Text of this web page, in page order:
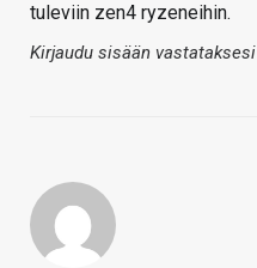
tuleviin zen4 ryzeneihin.
Kirjaudu sisään vastataksesi